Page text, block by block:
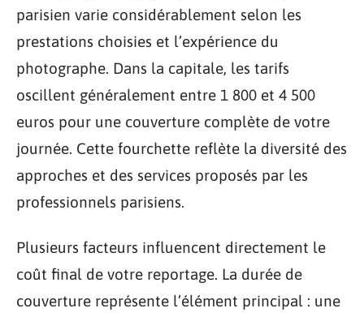
parisien varie considérablement selon les
prestations choisies et l’expérience du
photographe. Dans la capitale, les tarifs
oscillent généralement entre 1 800 et 4 500
euros pour une couverture complète de votre
journée. Cette fourchette reflète la diversité des
approches et des services proposés par les
professionnels parisiens.
Plusieurs facteurs influencent directement le
coût final de votre reportage. La durée de
couverture représente l’élément principal : une